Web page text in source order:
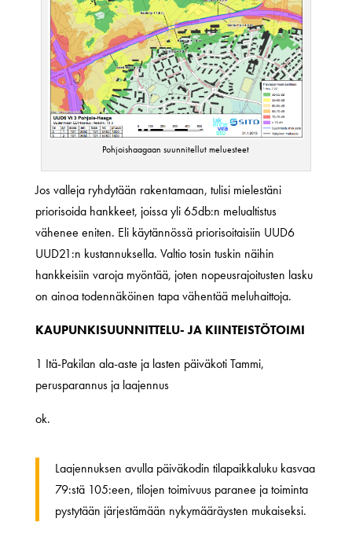
Pohjoishaagaan suunnitellut meluesteet
Jos valleja ryhdytään rakentamaan, tulisi mielestäni
priorisoida hankkeet, joissa yli 65db:n melualtistus
vähenee eniten. Eli käytännössä priorisoitaisiin UUD6
UUD21:n kustannuksella. Valtio tosin tuskin näihin
hankkeisiin varoja myöntää, joten nopeusrajoitusten lasku
on ainoa todennäköinen tapa vähentää meluhaittoja.
KAUPUNKISUUNNITTELU- JA KIINTEISTÖTOIMI
1 Itä-Pakilan ala-aste ja lasten päiväkoti Tammi,
perusparannus ja laajennus
ok.
Laajennuksen avulla päiväkodin tilapaikkaluku kasvaa
79:stä 105:een, tilojen toimivuus paranee ja toiminta
pystytään järjestämään nykymääräysten mukaiseksi.